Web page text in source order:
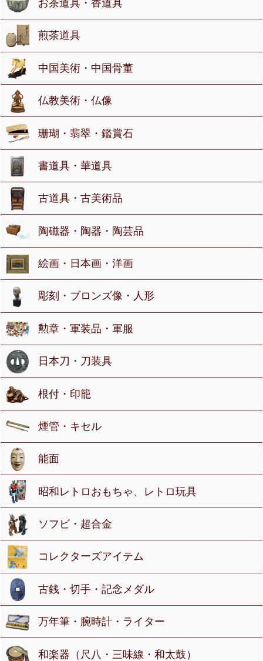
お茶道具・香道具
煎茶道具
中国美術・中国骨董
仏教美術・仏像
珊瑚・翡翠・鑑賞石
書道具・華道具
古道具・古美術品
陶磁器・陶器・陶芸品
絵画・日本画・洋画
彫刻・ブロンズ像・人形
勲章・軍装品・軍服
日本刀・刀装具
根付・印籠
煙管・キセル
能面
昭和レトロおもちゃ、レトロ玩具
ソフビ・超合金
コレクターズアイテム
古銭・切手・記念メダル
万年筆・腕時計・ライター
和楽器（尺八・三味線・和太鼓）